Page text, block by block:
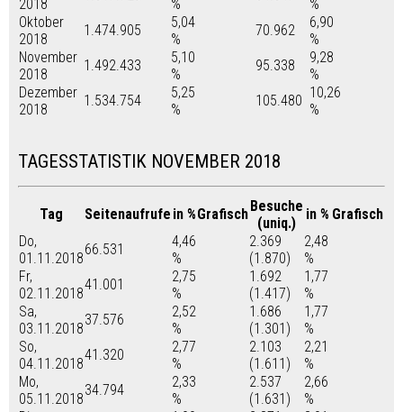
2018
%
%
Oktober
2018
1.474.905
5,04
%
70.962
6,90
%
November
2018
1.492.433
5,10
%
95.338
9,28
%
Dezember
2018
1.534.754
5,25
%
105.480 10,26
%
TAGESSTATISTIK NOVEMBER 2018
Tag Seitenaufrufe in %GrafischBesuche
(uniq.)
in % Grafisch
Do,
01.11.2018
66.531
4,46
%
2.369
(1.870)
2,48
%
Fr,
02.11.2018
41.001
2,75
%
1.692
(1.417)
1,77
%
Sa,
03.11.2018
37.576
2,52
%
1.686
(1.301)
1,77
%
So,
04.11.2018
41.320
2,77
%
2.103
(1.611)
2,21
%
Mo,
05.11.2018
34.794
2,33
%
2.537
(1.631)
2,66
%